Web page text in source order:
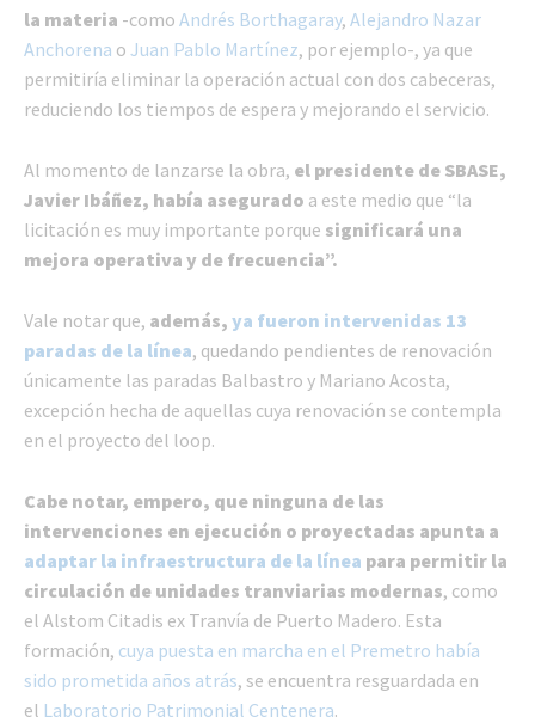
la materia -como Andrés Borthagaray, Alejandro Nazar
Anchorena o Juan Pablo Martínez, por ejemplo-, ya que
permitiría eliminar la operación actual con dos cabeceras,
reduciendo los tiempos de espera y mejorando el servicio.
Al momento de lanzarse la obra, el presidente de SBASE,
Javier Ibáñez, había asegurado a este medio que “la
licitación es muy importante porque significará una
mejora operativa y de frecuencia”.
Vale notar que, además, ya fueron intervenidas 13
paradas de la línea, quedando pendientes de renovación
únicamente las paradas Balbastro y Mariano Acosta,
excepción hecha de aquellas cuya renovación se contempla
en el proyecto del loop.
Cabe notar, empero, que ninguna de las
intervenciones en ejecución o proyectadas apunta a
adaptar la infraestructura de la línea para permitir la
circulación de unidades tranviarias modernas, como
el Alstom Citadis ex Tranvía de Puerto Madero. Esta
formación, cuya puesta en marcha en el Premetro había
sido prometida años atrás, se encuentra resguardada en
el Laboratorio Patrimonial Centenera.